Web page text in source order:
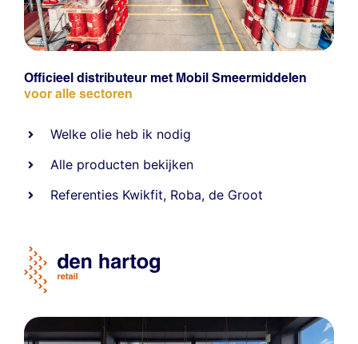
Officieel distributeur met Mobil Smeermiddelen
voor alle sectoren
Welke olie heb ik nodig
Alle producten bekijken
Referenties Kwikfit, Roba,de Groot